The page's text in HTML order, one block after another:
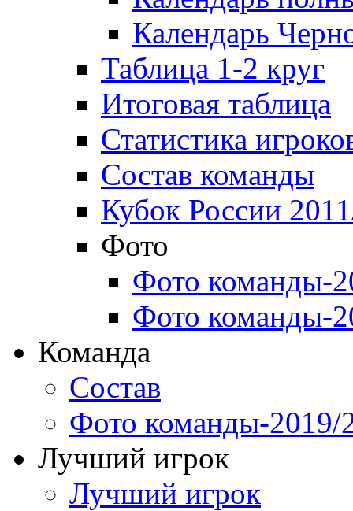
Календарь
Таблица 1-2 круг
Итоговая таблица
Статистика
Состав команды
Кубок России
Фото
Фото команды-
Фото команды-
Команда
Состав
Фото команды-2019/
Лучший игрок
Лучший игрок